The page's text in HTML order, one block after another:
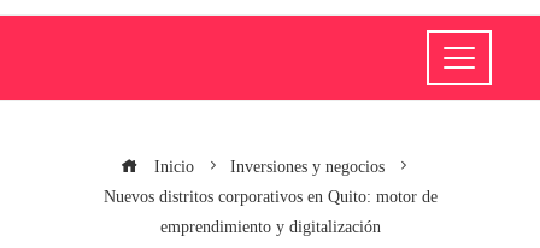
Inicio
Inversiones y negocios
Nuevos distritos corporativos en Quito: motor de
emprendimiento y digitalización